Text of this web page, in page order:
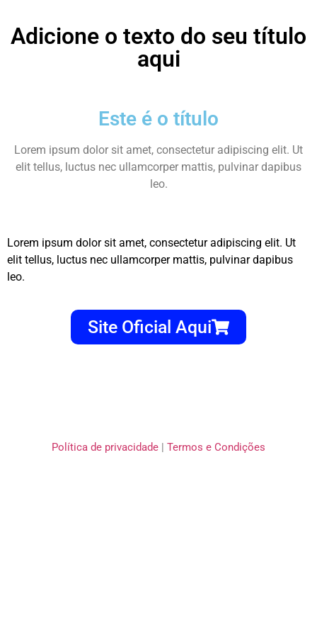
Adicione o texto do seu título
aqui
Este é o título
Lorem ipsum dolor sit amet, consectetur adipiscing elit. Ut
elit tellus, luctus nec ullamcorper mattis, pulvinar dapibus
leo.
Lorem ipsum dolor sit amet, consectetur adipiscing elit. Ut
elit tellus, luctus nec ullamcorper mattis, pulvinar dapibus
leo.
Site Oficial Aqui
Política de privacidade Termos e Condições